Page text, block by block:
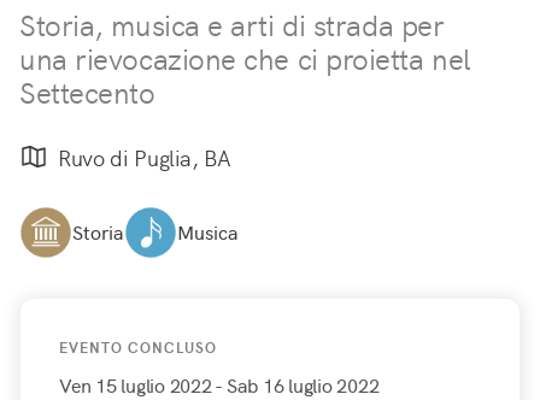
Storia, musica e arti di strada per
una rievocazione che ci proietta nel
Settecento
Ruvo di Puglia, BA
Storia Musica
EVENTO CONCLUSO
Ven 15 luglio 2022- Sab 16 luglio 2022